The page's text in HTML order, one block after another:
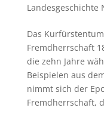
Landesgeschichte
Das
Fremdherrschaft
die zehn Jahre
Beispielen aus
nimmt sich der
Fremdherrschaft,